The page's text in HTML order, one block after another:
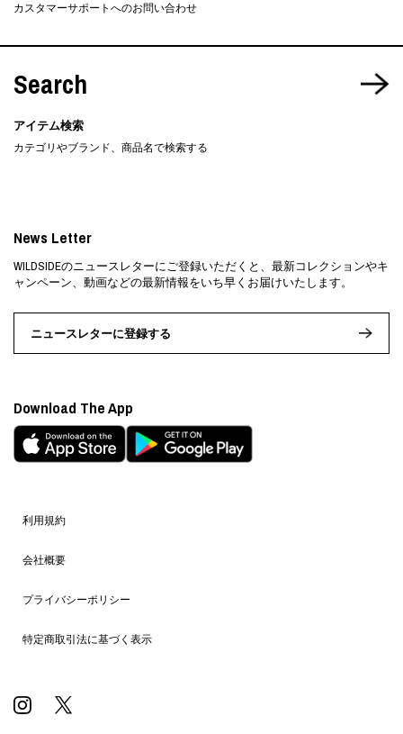
カスタマーサポートへのお問い合わせ
Search
アイテム検索
カテゴリやブランド、商品名で検索する
利用規約
会社概要
プライバシーポリシー
特定商取引法に基づく表示
News Letter
WILDSIDEのニュースレターにご登録いただくと、最新コレクションやキ
ャンペーン、動画などの最新情報をいち早くお届けいたします。
ニュースレターに登録する
Download The App